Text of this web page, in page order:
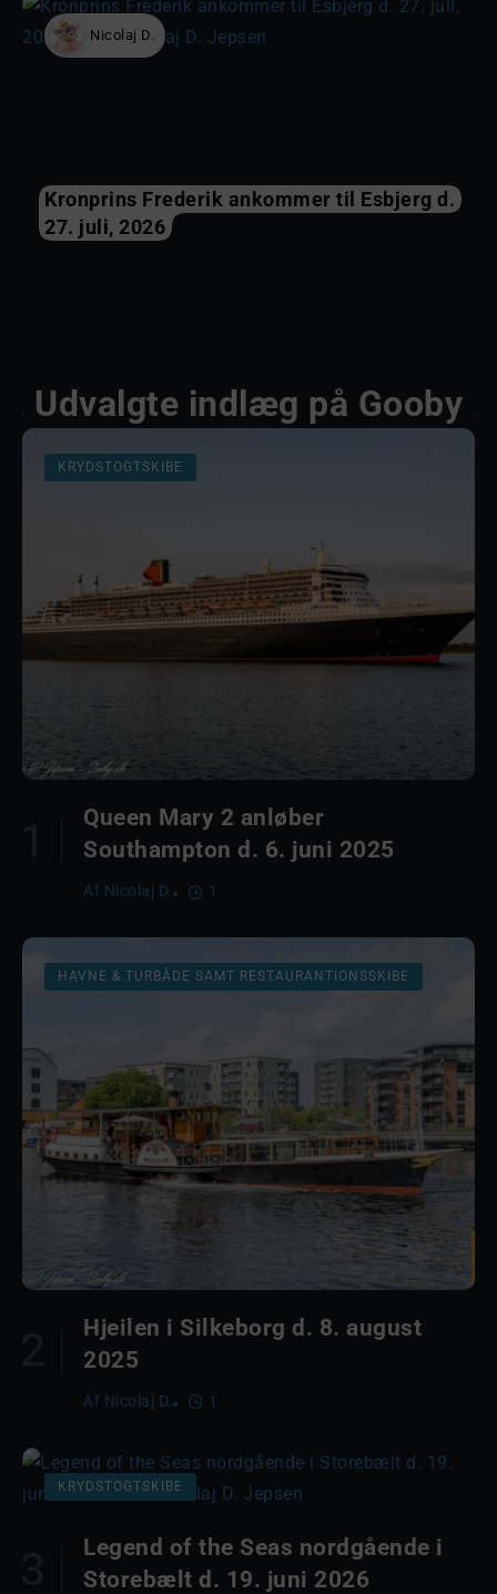
Nicolaj D.
Kronprins Frederik ankommer til Esbjerg d.
27. juli, 2026
Udvalgte indlæg på Gooby
KRYDSTOGTSKIBE
Queen Mary 2 anløber
Southampton d. 6. juni 2025
Af Nicolaj D. 1
HAVNE & TURBÅDE SAMT RESTAURANTIONSSKIBE
Hjeilen i Silkeborg d. 8. august
2025
Af Nicolaj D. 1
KRYDSTOGTSKIBE
Legend of the Seas nordgående i
Storebælt d. 19. juni 2026